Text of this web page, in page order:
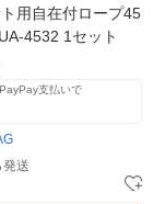
用自在付ロープ45
4532 1セット
支払いで
送